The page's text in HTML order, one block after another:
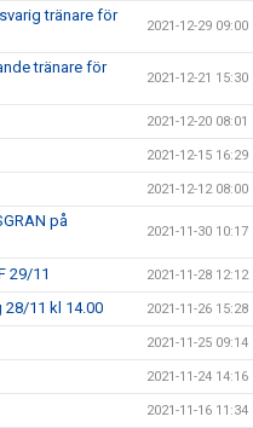
tränare för
2021-12-29 09:00
tränare för
2021-12-21 15:30
2021-12-20 08:01
2021-12-15 16:29
2021-12-12 08:00
på
2021-11-30 10:17
29/11 2021-11-28 12:12
28/11 kl 14.00 2021-11-26 15:28
2021-11-25 09:14
2021-11-24 14:16
2021-11-16 11:34